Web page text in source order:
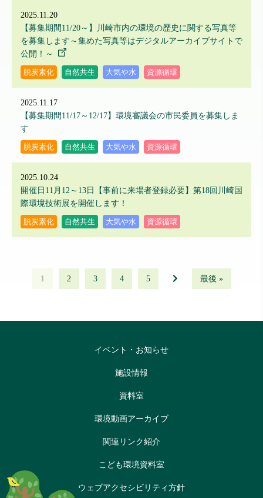
2025.11.20
【募集期間11/20～】川崎市内の環境の歴史に関する写真等
を募集します～集めた写真等はデジタルアーカイブサイトで
公開！～
脱炭素化 自然共生 大気や水 資源循環
2025.11.17
【募集期間11/17～12/17】環境審議会の市民委員を募集しま
す
脱炭素化 自然共生 大気や水 資源循環
2025.10.24
開催日11月12～13日【事前に来場者登録必要】第18回川崎国
際環境技術展を開催します！
脱炭素化 自然共生 大気や水 資源循環
1 2 3 4 5 最後 »
イベント・お知らせ
施設情報
資料室
環境動画アーカイブ
関連リンク紹介
こども環境資料室
ウェブアクセシビリティ方針